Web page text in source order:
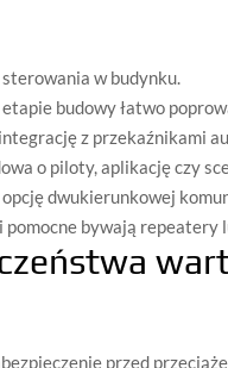
w budynku.
budowy łatwo
z przekaźnikami
o piloty, aplikację czy
opcję dwukierunkowej
bywają repeatery
przed